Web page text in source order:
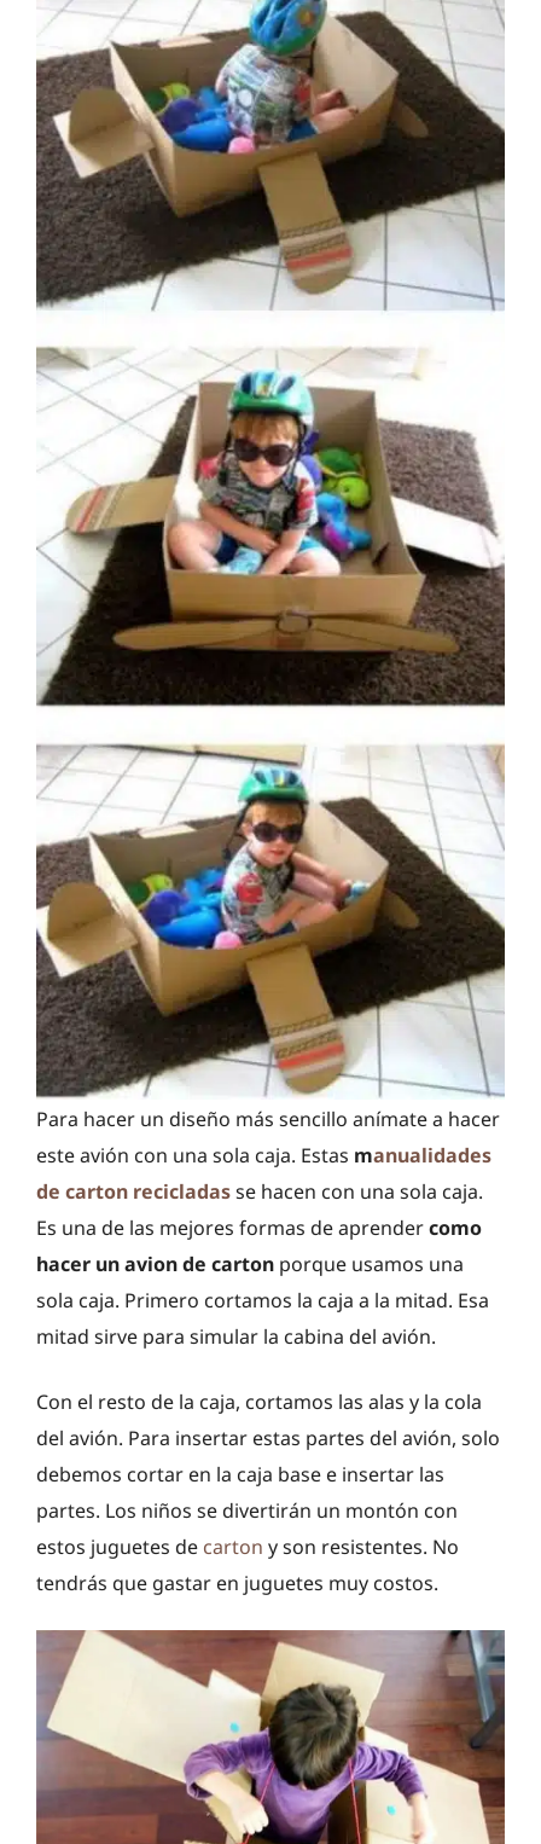
Para hacer un diseño más sencillo anímate a hacer
este avión con una sola caja. Estas manualidades
de carton recicladasse hacen con una sola caja.
Es una de las mejores formas de aprendercomo
hacer un avion de carton porque usamos una
sola caja. Primero cortamos la caja a la mitad. Esa
mitad sirve para simular la cabina del avión.
Con el resto de la caja, cortamos las alas y la cola
del avión. Para insertar estas partes del avión, solo
debemos cortar en la caja base e insertar las
partes. Los niños se divertirán un montón con
estos juguetes de carton y son resistentes. No
tendrás que gastar en juguetes muy costos.